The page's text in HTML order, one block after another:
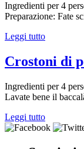
Ingredienti per 4
Preparazione: Fate
Leggi tutto
Crostoni di
Ingredienti per 4
Lavate bene il
Leggi tutto